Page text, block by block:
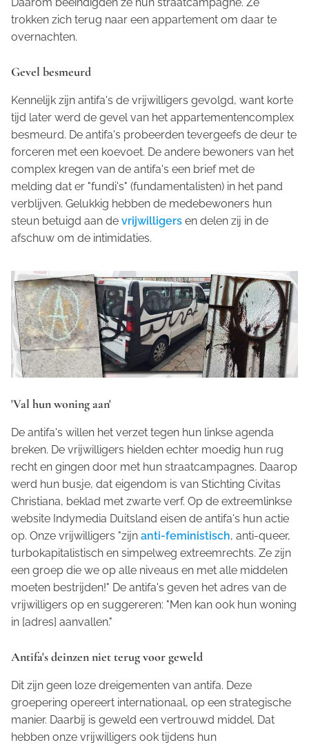
trokken zich terug naar een appartement om daar te
overnachten.
Gevel besmeurd
Kennelijk zijn antifa's de vrijwilligers gevolgd, want korte
tijd later werd de gevel van het appartementencomplex
besmeurd. De antifa's probeerden tevergeefs de deur te
forceren met een koevoet. De andere bewoners van het
complex kregen van de antifa's een brief met de
melding dat er "fundi's" (fundamentalisten) in het pand
verblijven. Gelukkig hebben de medebewoners hun
steun betuigd aan de vrijwilligers en delen zij in de
afschuw om de intimidaties.
'Val hun woning aan'
De antifa's willen het verzet tegen hun linkse agenda
breken. De vrijwilligers hielden echter moedig hun rug
recht en gingen door met hun straatcampagnes. Daarop
werd hun busje, dat eigendom is van Stichting Civitas
Christiana, beklad met zwarte verf. Op de extreemlinkse
website Indymedia Duitsland eisen de antifa's hun actie
op. Onze vrijwilligers "zijn anti-feministisch, anti-queer,
turbokapitalistisch en simpelweg extreemrechts. Ze zijn
een groep die we op alle niveaus en met alle middelen
moeten bestrijden!" De antifa's geven het adres van de
vrijwilligers op en suggereren: "Men kan ook hun woning
in [adres] aanvallen."
Antifa's deinzen niet terug voor geweld
Dit zijn geen loze dreigementen van antifa. Deze
groepering opereert internationaal, op een strategische
manier. Daarbij is geweld een vertrouwd middel. Dat
hebben onze vrijwilligers ook tijdens hun